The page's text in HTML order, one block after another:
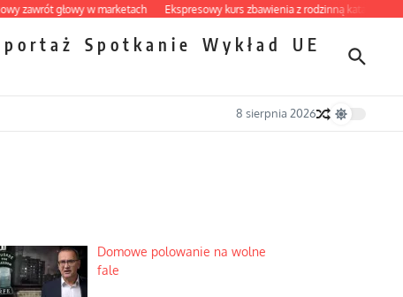
głowy w marketach Ekspresowy kurs zbawienia z rodzinną katastrofą
Spotkanie Wykład
UE
8 sierpnia 2026
Domowe polowanie na wolne
fale